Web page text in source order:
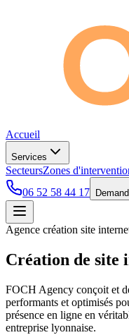
Accueil
Services
SecteursZones
06 52 58 44 17
Agence création site
Création de site
FOCH Agency conçoit et
performants et optimisés
présence en ligne en
entreprise lyonnaise.